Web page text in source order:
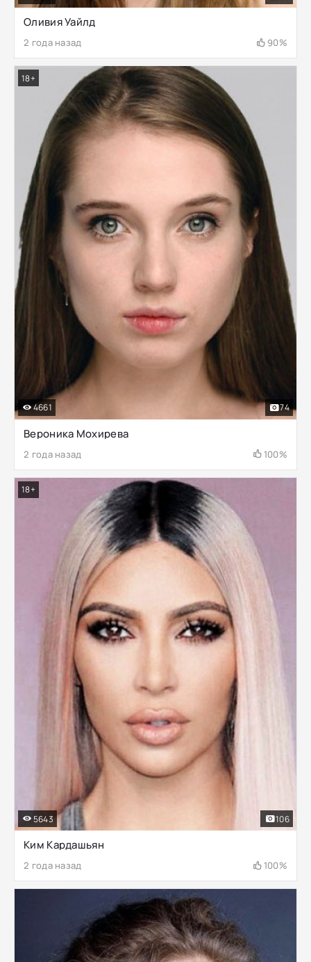
Оливия Уайлд
2 года назад 90%
Вероника Мохирева
2 года назад 100%
4661 74
18+
Ким Кардашьян
2 года назад 100%
5643 106
18+